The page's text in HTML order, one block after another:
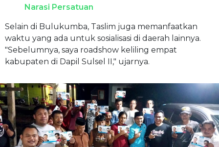
Narasi Persatuan
Selain di Bulukumba, Taslim juga memanfaatkan
waktu yang ada untuk sosialisasi di daerah lainnya.
"Sebelumnya, saya roadshow keliling empat
kabupaten di Dapil Sulsel II," ujarnya.